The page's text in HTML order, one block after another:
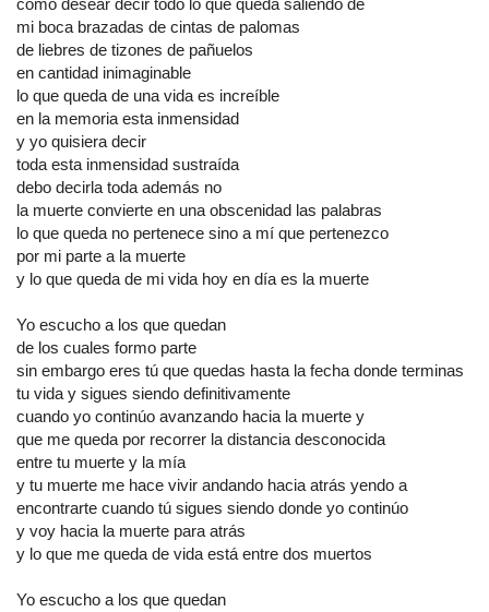
como desear decir todo lo que queda saliendo de
mi boca brazadas de cintas de palomas
de liebres de tizones de pañuelos
en cantidad inimaginable
lo que queda de una vida es increíble
en la memoria esta inmensidad
y yo quisiera decir
toda esta inmensidad sustraída
debo decirla toda además no
la muerte convierte en una obscenidad las palabras
lo que queda no pertenece sino a mí que pertenezco
por mi parte a la muerte
y lo que queda de mi vida hoy en día es la muerte
Yo escucho a los que quedan
de los cuales formo parte
sin embargo eres tú que quedas hasta la fecha donde terminas
tu vida y sigues siendo definitivamente
cuando yo continúo avanzando hacia la muerte y
que me queda por recorrer la distancia desconocida
entre tu muerte y la mía
y tu muerte me hace vivir andando hacia atrás yendo a
encontrarte cuando tú sigues siendo donde yo continúo
y voy hacia la muerte para atrás
y lo que me queda de vida está entre dos muertos
Yo escucho a los que quedan